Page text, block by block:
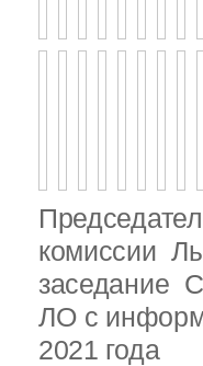
комиссии
заседание
ЛО с
2021 года